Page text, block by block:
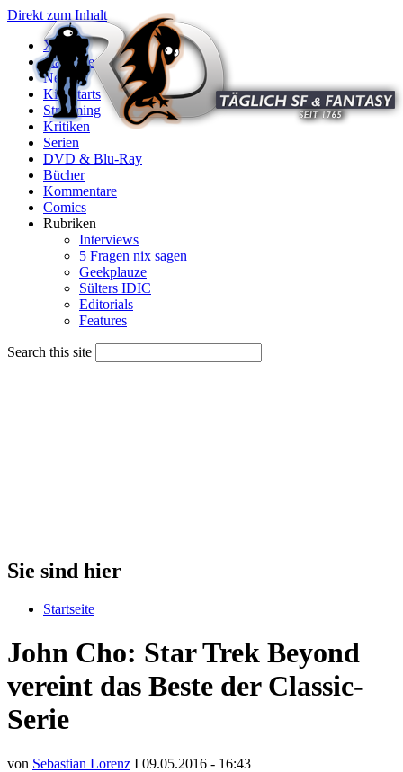
Direkt zum Inhalt
X
Startseite
News
Kinostarts
Streaming
Kritiken
Serien
DVD & Blu-Ray
Bücher
Kommentare
Comics
Rubriken
Interviews
5 Fragen nix sagen
Geekplauze
Sülters IDIC
Editorials
Features
Search this site
Sie sind hier
Startseite
John Cho: Star Trek Beyond
vereint das Beste der Classic-
Serie
von Sebastian Lorenz I 09.05.2016 - 16:43